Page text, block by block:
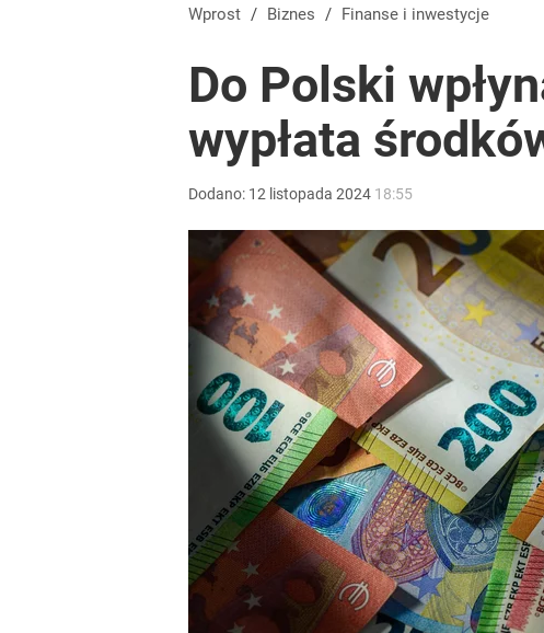
Wprost / Biznes / Finanse i inwestycje
Do Polski
wypłata
Dodano: 12 listopada 2024 18:55